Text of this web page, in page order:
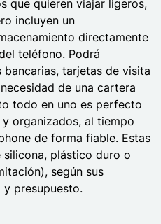
que quieren viajar ligeros,
incluyen un
directamente
teléfono. Podrá
tarjetas de visita
de una cartera
todo en uno es perfecto
organizados, al tiempo
de forma fiable. Estas
silicona, plástico duro o
según sus
presupuesto.